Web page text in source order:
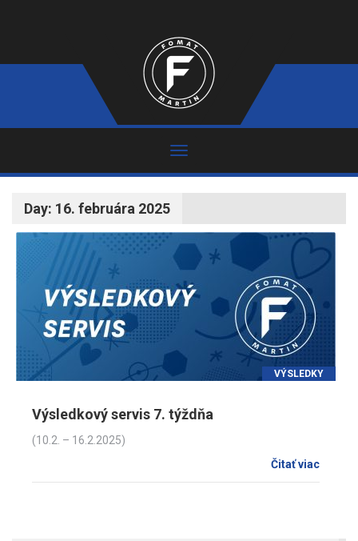
Day: 16. februára 2025
VÝSLEDKY
Výsledkový servis 7. týždňa
(10.2. – 16.2.2025)
Čitať viac